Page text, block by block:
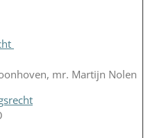
mr. Martijn Nolen